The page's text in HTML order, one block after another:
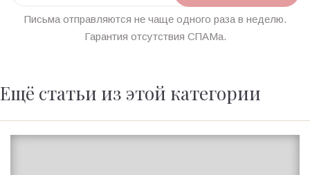
Письма отправляются не чаще одного раза в неделю.
Гарантия отсутствия СПАМа.
Ещё статьи из этой категории